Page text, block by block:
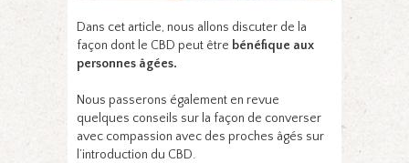
Dans cet article, nous allons discuter de la
façon dont le CBD peut être bénéfique aux
personnes âgées.
Nous passerons également en revue
quelques conseils sur la façon de converser
avec compassion avec des proches âgés sur
l’introduction du CBD.